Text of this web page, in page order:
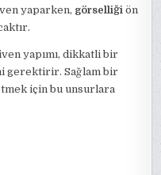
yaparken, görselliği ön
yapımı, dikkatli bir
gerektirir. Sağlam bir
için bu unsurlara